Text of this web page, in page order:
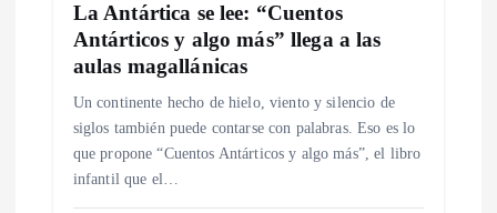
La Antártica se lee: “Cuentos
Antárticos y algo más” llega a las
aulas magallánicas
Un continente hecho de hielo, viento y silencio de
siglos también puede contarse con palabras. Eso es lo
que propone “Cuentos Antárticos y algo más”, el libro
infantil que el…